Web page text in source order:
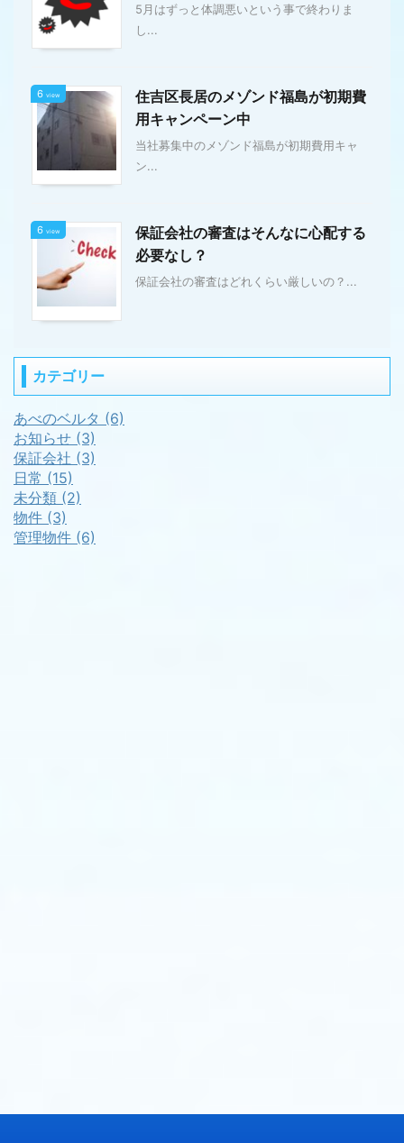
5月はずっと体調悪いという事で終わりま
し...
6 view
住吉区長居のメゾンド福島が初期費
用キャンペーン中
当社募集中のメゾンド福島が初期費用キャ
ン...
6 view
保証会社の審査はそんなに心配する
必要なし？
保証会社の審査はどれくらい厳しいの？...
カテゴリー
あべのベルタ (6)
お知らせ (3)
保証会社 (3)
日常 (15)
未分類 (2)
物件 (3)
管理物件 (6)